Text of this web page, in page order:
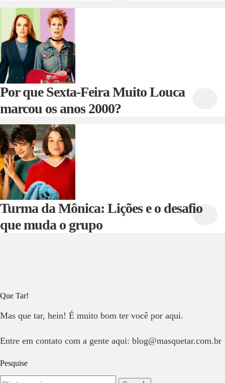
Por que Sexta-Feira Muito Louca
marcou os anos 2000?
Turma da Mônica: Lições e o desafio
que muda o grupo
Que Tar!
Mas que tar, hein! É muito bom ter você por aqui.
Entre em contato com a gente aqui: blog@masquetar.com.br
Pesquise